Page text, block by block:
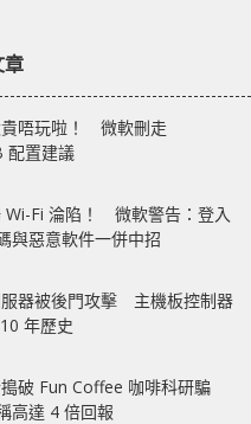
章
唔玩啦！ 微軟刪走
配置建議
Wi-Fi 淪陷！ 微軟警告：登入
與惡意軟件一併中招
器被後門攻擊 主機板控制器
年歷史
破 Fun Coffee 咖啡科研騙
達 4 倍回報